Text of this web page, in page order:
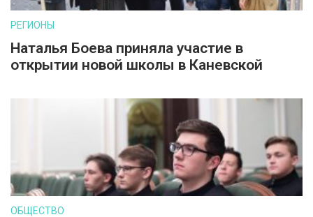
РЕГИОНЫ
Наталья Боева приняла участие в
открытии новой школы в Каневской
ОБЩЕСТВО